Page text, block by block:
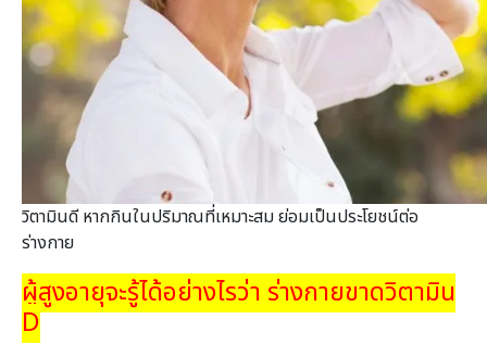
วิตามินดี หากกินในปริมาณที่เหมาะสม ย่อมเป็นประโยชน์ต่อ
ร่างกาย
ผู้สูงอายุจะรู้ได้อย่างไรว่า ร่างกายขาดวิตามิน
D